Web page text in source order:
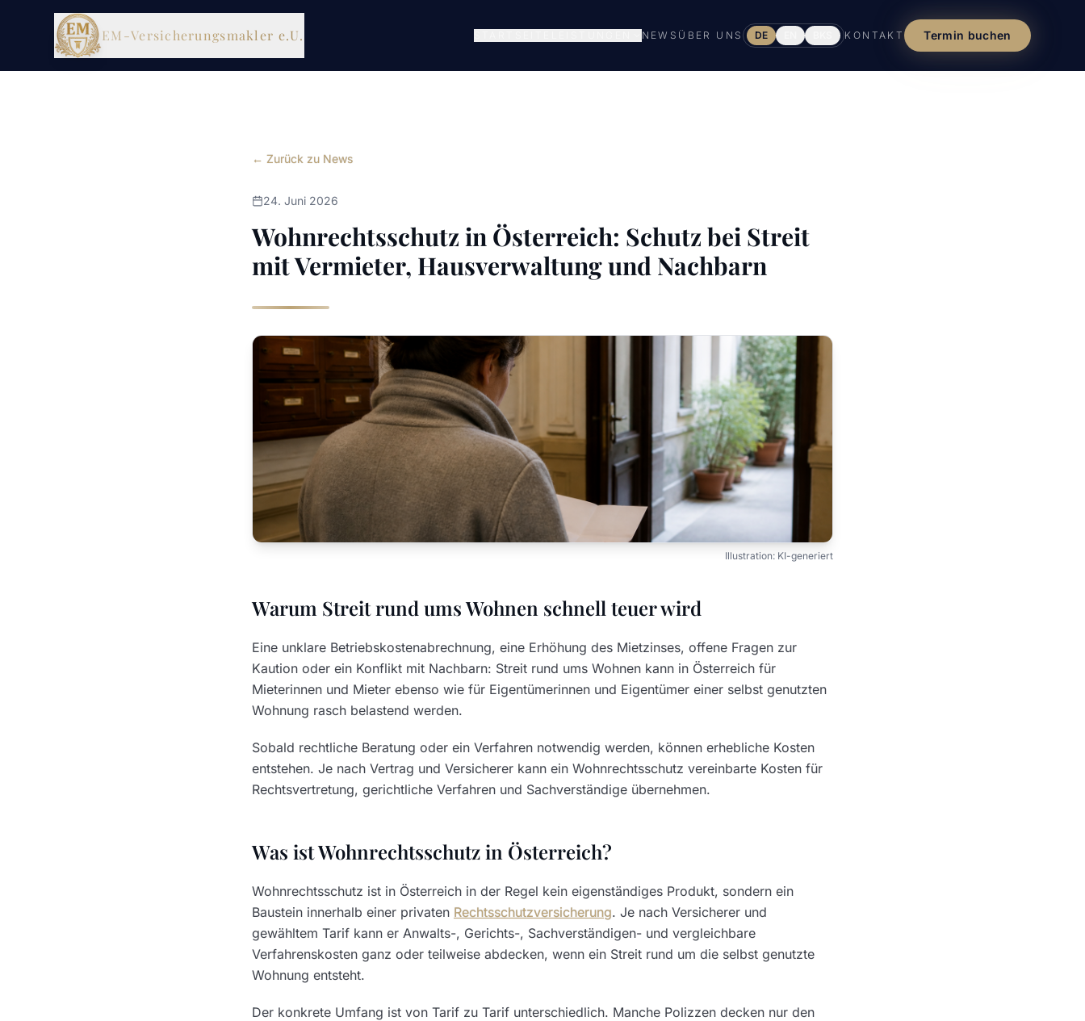
EM-Versicherungsmakler e.U. NEWS ÜBER UNS DE KONTAKT Termin buchen
← Zurück zu News
24. Juni 2026
Wohnrechtsschutz in Österreich: Schutz bei Streit
mit Vermieter, Hausverwaltung und Nachbarn
Illustration: KI-generiert
Warum Streit rund ums Wohnen schnell teuer wird
Eine unklare Betriebskostenabrechnung, eine Erhöhung des Mietzinses, offene Fragen zur
Kaution oder ein Konflikt mit Nachbarn: Streit rund ums Wohnen kann in Österreich für
Mieterinnen und Mieter ebenso wie für Eigentümerinnen und Eigentümer einer selbst genutzten
Wohnung rasch belastend werden.
Sobald rechtliche Beratung oder ein Verfahren notwendig werden, können erhebliche Kosten
entstehen. Je nach Vertrag und Versicherer kann ein Wohnrechtsschutz vereinbarte Kosten für
Rechtsvertretung, gerichtliche Verfahren und Sachverständige übernehmen.
Was ist Wohnrechtsschutz in Österreich?
Wohnrechtsschutz ist in Österreich in der Regel kein eigenständiges Produkt, sondern ein
Baustein innerhalb einer privaten Rechtsschutzversicherung. Je nach Versicherer und
gewähltem Tarif kann er Anwalts-, Gerichts-, Sachverständigen- und vergleichbare
Verfahrenskosten ganz oder teilweise abdecken, wenn ein Streit rund um die selbst genutzte
Wohnung entsteht.
Der konkrete Umfang ist von Tarif zu Tarif unterschiedlich. Manche Polizzen decken nur den